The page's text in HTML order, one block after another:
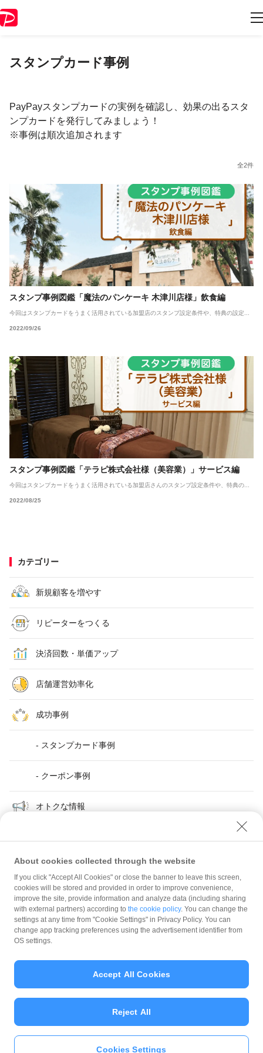
スタンプカード事例
PayPayスタンプカードの実例を確認し、効果の出るスタ
ンプカードを発行してみましょう！
※事例は順次追加されます
全2件
スタンプ事例図鑑「魔法のパンケーキ 木津川店様」飲食編
今回はスタンプカードをうまく活用されている加盟店のスタンプ設定条件や、特典の設定...
2022/09/26
スタンプ事例図鑑「テラピ株式会社様（美容業）」サービス編
今回はスタンプカードをうまく活用されている加盟店さんのスタンプ設定条件や、特典の...
2022/08/25
カテゴリー
新規顧客を増やす
リピーターをつくる
決済回数・単価アップ
店舗運営効率化
成功事例
- スタンプカード事例
- クーポン事例
オトクな情報
スタンプカード事例
規約
ガイドライン
About cookies collected through the website
If you click "Accept All Cookies" or close the banner to leave this screen,
cookies will be stored and provided in order to improve convenience,
improve the site, provide information and analyze data (including sharing
with external partners) according to the cookie policy. You can change the
settings at any time from "Cookie Settings" in Privacy Policy. You can
change app tracking preferences using the advertisement identifier from
OS settings.
Cookies Settings
Reject All
Accept All Cookies